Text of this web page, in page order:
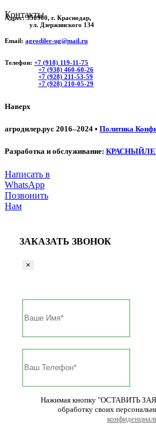
Контакты
Адрес:350900, г. Краснодар,
ул. Дзержинского 134
Email: agrodiler-ug@mail.ru
Телефон: +7 (918) 119-11-75
+7 (938) 460-60-26
+7 (928) 211-53-59
+7 (928) 210-05-29
Наверх
агродилер.рус 2016–2024 • Политика
Разработка и обслуживание:
Написать в
WhatsApp
Позвонить
Нам
ЗАКАЗАТЬ ЗВОНОК
×
Нажимая кнопку "ОСТАВИТЬ
обработку своих